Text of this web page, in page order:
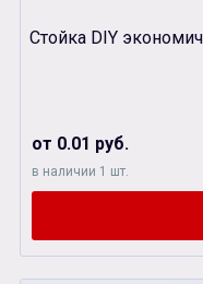
Стойка DIY
от 0.01 руб.
в наличии 1 шт.